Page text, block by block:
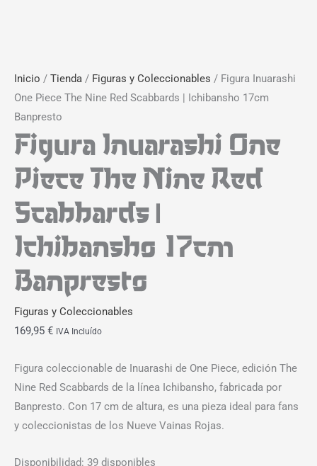
Inicio / Tienda / Figuras y Coleccionables / Figura Inuarashi
One Piece The Nine Red Scabbards | Ichibansho 17cm
Banpresto
Figura Inuarashi One
Piece The Nine Red
Scabbards |
Ichibansho 17cm
Banpresto
Figuras y Coleccionables
169,95 € IVA Incluído
Figura coleccionable de Inuarashi de One Piece, edición The
Nine Red Scabbards de la línea Ichibansho, fabricada por
Banpresto. Con 17 cm de altura, es una pieza ideal para fans
y coleccionistas de los Nueve Vainas Rojas.
Disponibilidad: 39 disponibles